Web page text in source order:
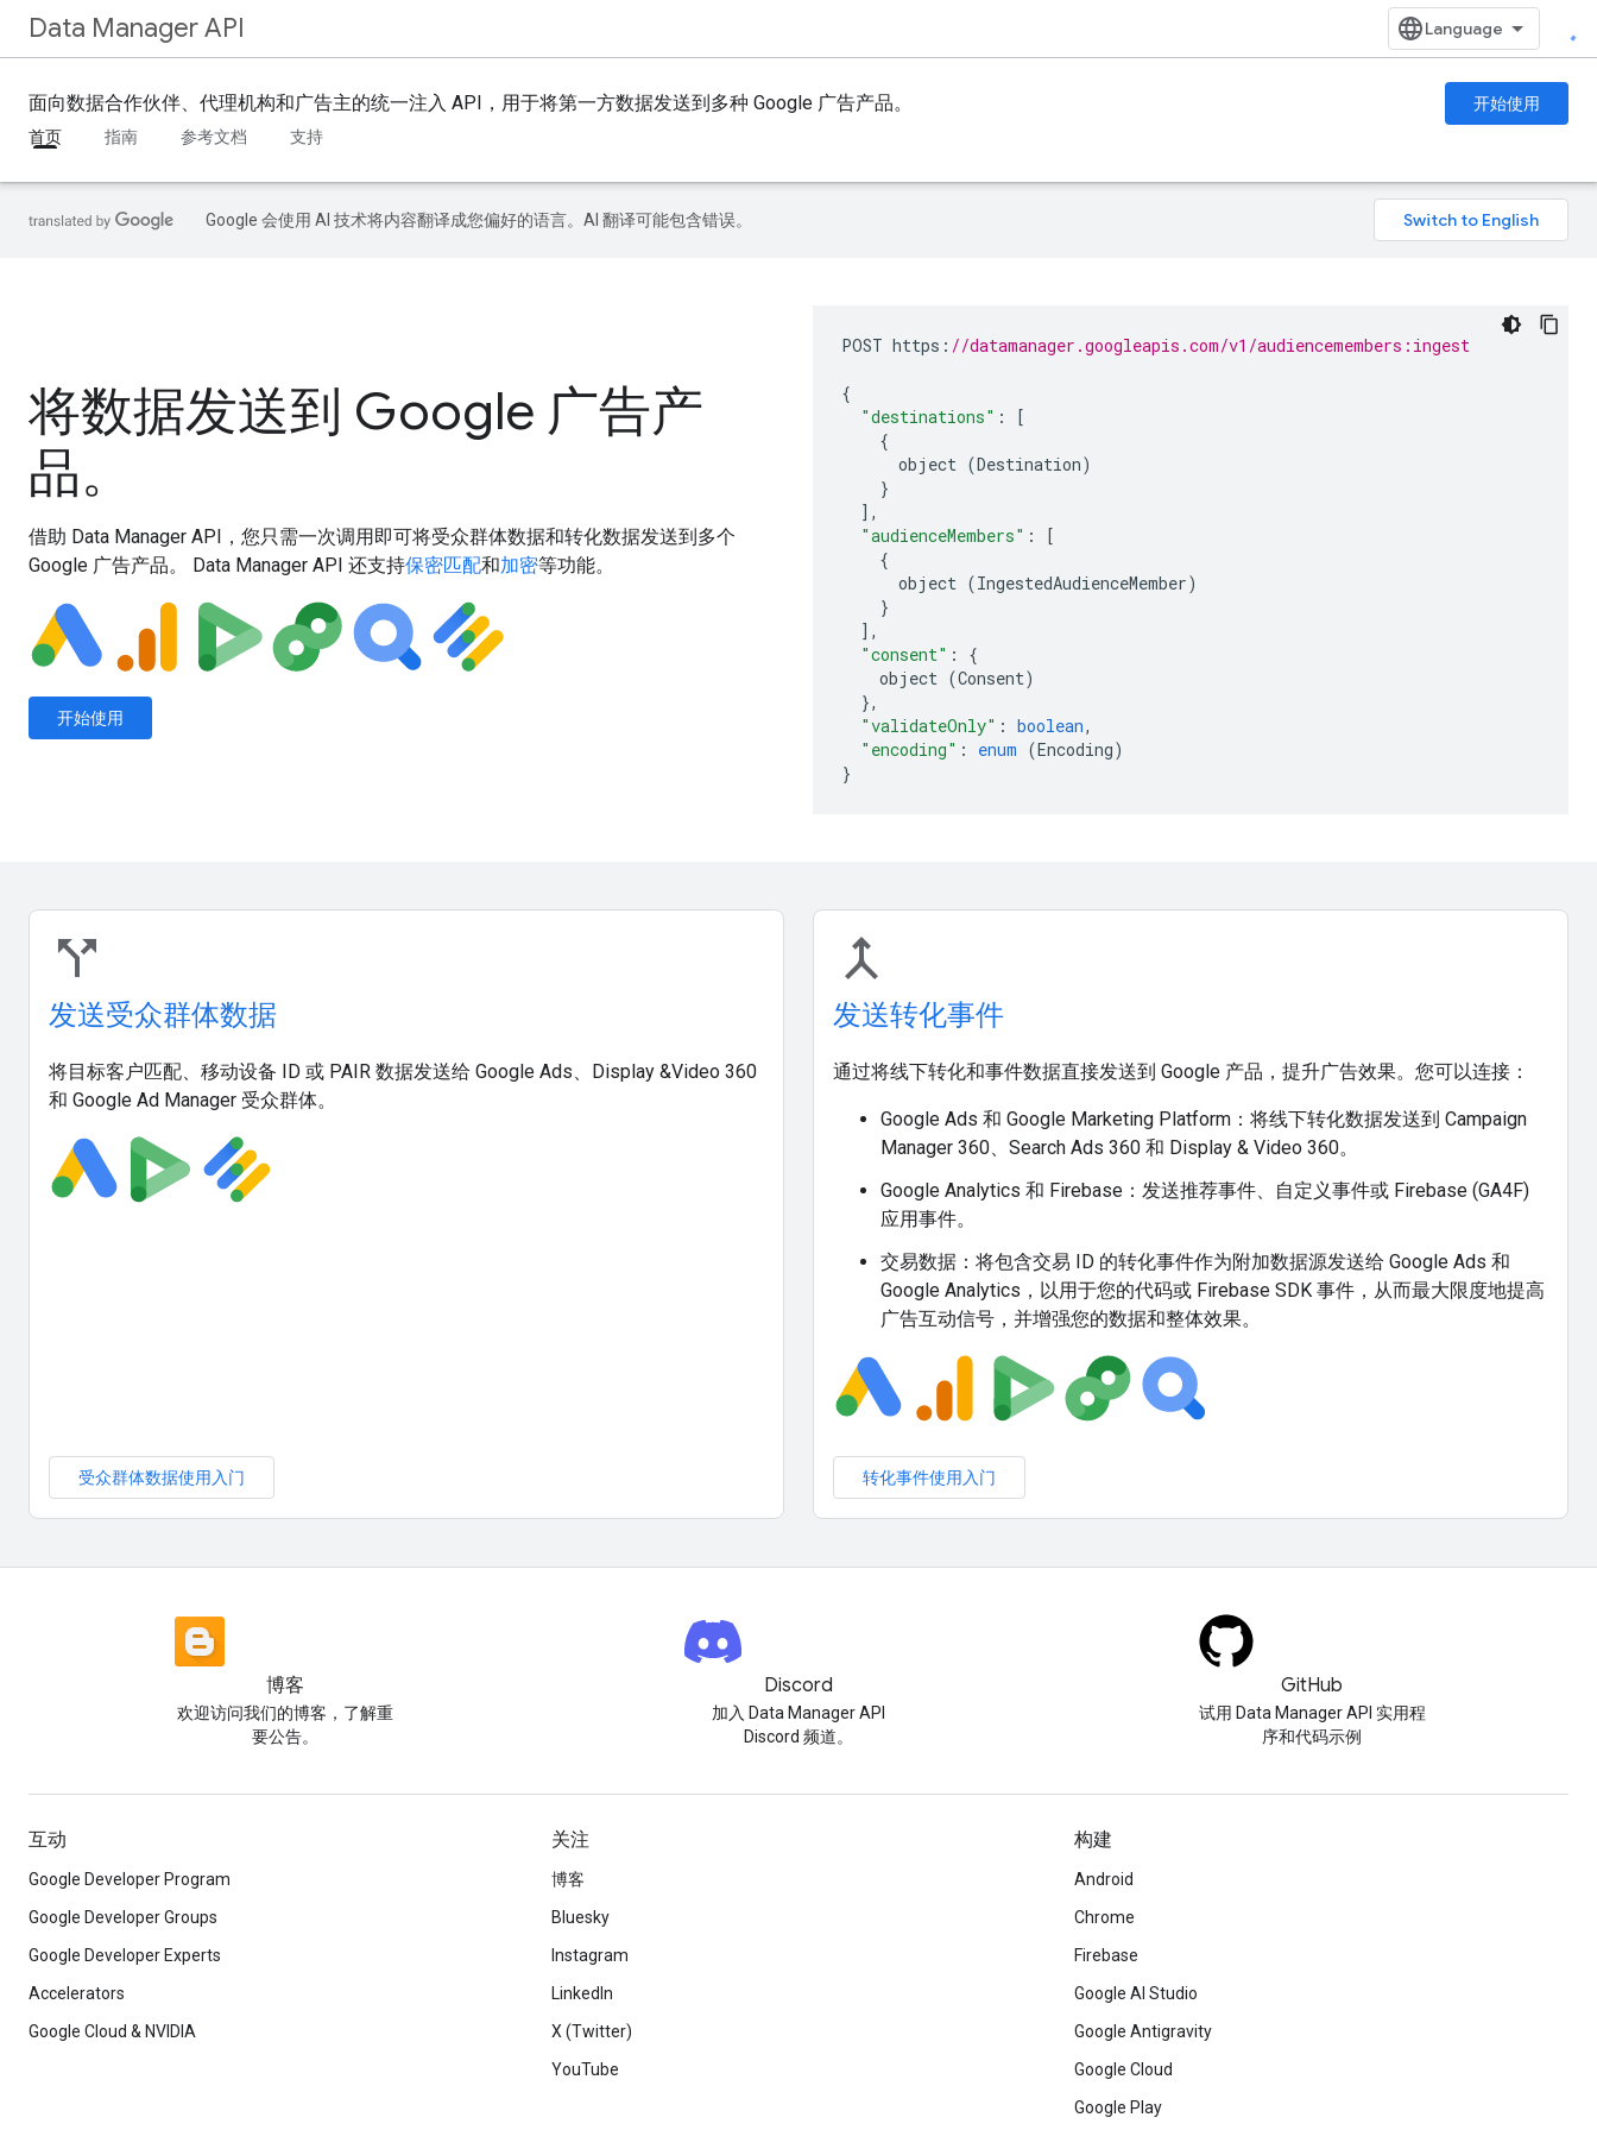
Data Manager API
面向数据合作伙伴、代理机构和广告主的统一注入 API，用于将第一方数据发送到多种 Google 广告产品。
开始使用
首页
指南 参考文档 支持
Google 会使用 AI 技术将内容翻译成您偏好的语言。AI 翻译可能包含错误。
POST https : //datamanager.googleapis.com/v1/audiencemembers:ingest
{
"destinations" :
[
{
object (Destination)
}
],
"audienceMembers" :
[
{
object (IngestedAudienceMember)
}
],
"consent" :
{
object (Consent)
},
"validateOnly" : boolean,
"encoding" : enum (Encoding)
}
将数据发送到 Google 广告产
品。
借助 Data Manager API，您只需一次调用即可将受众群体数据和转化数据发送到多个
Google 广告产品。 Data Manager API 还支持保密匹配和加密等功能。
开始使用
call_split
发送受众群体数据
将目标客户匹配、移动设备 ID 或 PAIR 数据发送给 Google Ads、Display &Video 360
和 Google Ad Manager 受众群体。
受众群体数据使用入门
merge
发送转化事件
通过将线下转化和事件数据直接发送到 Google 产品，提升广告效果。您可以连接：
Google Ads 和 Google Marketing Platform：将线下转化数据发送到 Campaign
Manager 360、Search Ads 360 和 Display & Video 360。
Google Analytics 和 Firebase：发送推荐事件、自定义事件或 Firebase (GA4F)
应用事件。
交易数据：将包含交易 ID 的转化事件作为附加数据源发送给 Google Ads 和
Google Analytics，以用于您的代码或 Firebase SDK 事件，从而最大限度地提高
广告互动信号，并增强您的数据和整体效果。
转化事件使用入门
博客
欢迎访问我们的博客，了解重
要公告。
Discord
加入 Data Manager API
Discord 频道。
GitHub
试用 Data Manager API 实用程
序和代码示例
互动
Google Developer Program
Google Developer Groups
Google Developer Experts
Accelerators
Google Cloud & NVIDIA
关注
博客
Bluesky
Instagram
LinkedIn
X (Twitter)
YouTube
构建
Android
Chrome
Firebase
Google AI Studio
Google Antigravity
Google Cloud
Google Play